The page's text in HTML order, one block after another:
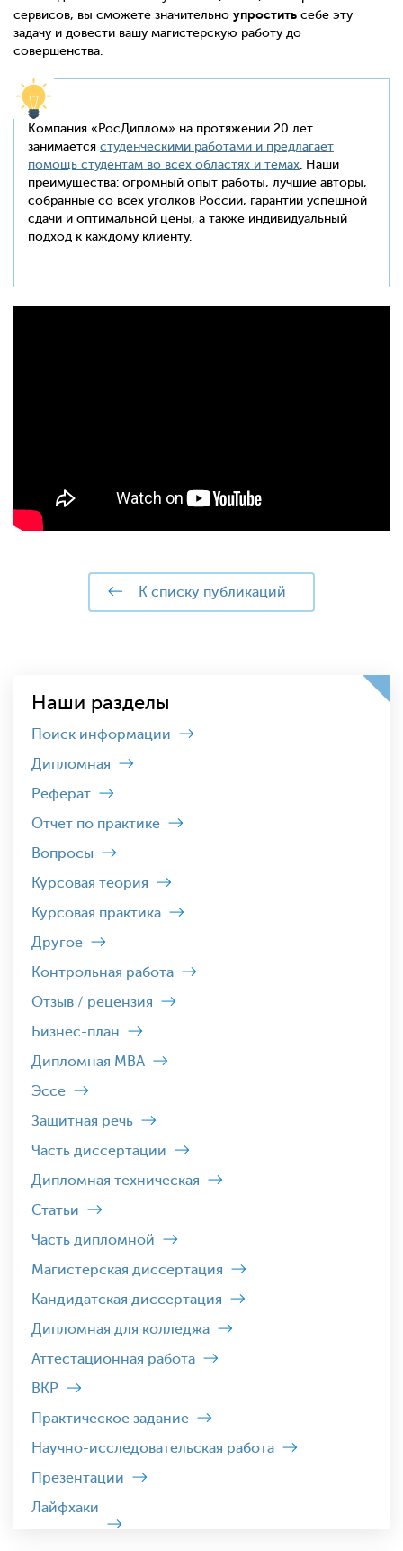
сервисов, вы сможете значительно упростить себе эту
задачу и довести вашу магистерскую работу до
совершенства.
Компания «РосДиплом» на протяжении 20 лет
занимается студенческими работами и предлагает
помощь студентам во всех областях и темах . Наши
преимущества: огромный опыт работы, лучшие авторы,
собранные со всех уголков России, гарантии успешной
сдачи и оптимальной цены, а также индивидуальный
подход к каждому клиенту.
к списку публикаций
Наши разделы
Поиск информации
Дипломная
Реферат
Отчет по практике
Вопросы
Курсовая теория
Курсовая практика
Другое
Контрольная работа
Отзыв / рецензия
Бизнес-план
Дипломная MBA
Эссе
Защитная речь
Часть диссертации
Дипломная техническая
Статьи
Часть дипломной
Магистерская диссертация
Кандидатская диссертация
Дипломная для колледжа
Аттестационная работа
ВКР
Практическое задание
Научно-исследовательская работа
Презентации
Лайфхаки